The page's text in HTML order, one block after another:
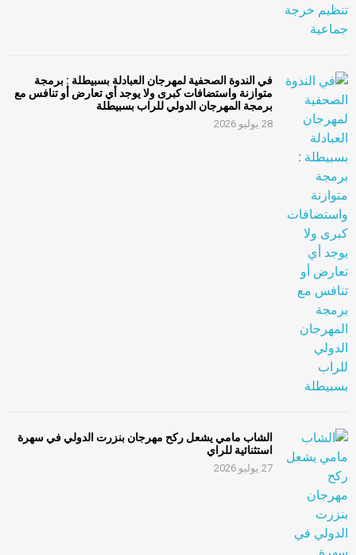
في الندوة الصحفية لمهرجان العبادلة بسبيطلة : برمجة
متوازنة واستضافات كبرى ولا يوجد أي تعارض أو تنافس مع
برمجة المهرجان الدولي للراب بسبيطلة
28 يوليو 2026
الشاب مامي يشعل ركح مهرجان بنزرت الدولي في سهرة
استثنائية للراي
27 يوليو 2026